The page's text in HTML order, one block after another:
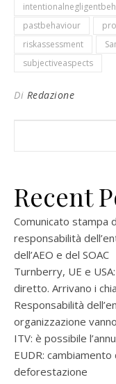
pastbehaviour
riskassessment
subjectiveaspects
Di Redazione
Recent
Comunicato stampa
responsabilità
dell’AEO e del SOAC
Turnberry, UE e
diretto. Arrivano i
Responsabilità
organizzazione
ITV: è possibile
EUDR:
deforestazione